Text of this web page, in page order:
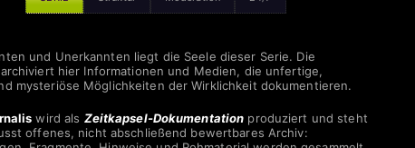
und Unerkannten liegt die Seele dieser Serie. Die
hier Informationen und Medien, die unfertige,
mysteriöse Möglichkeiten der Wirklichkeit dokumentieren.
wird als Zeitkapsel-Dokumentation produziert und steht
offenes, nicht abschließend bewertbares Archiv: